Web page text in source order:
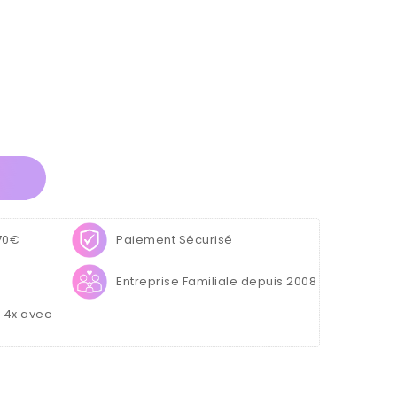
Paiement Sécurisé
Entreprise Familiale depuis 2008
4x avec